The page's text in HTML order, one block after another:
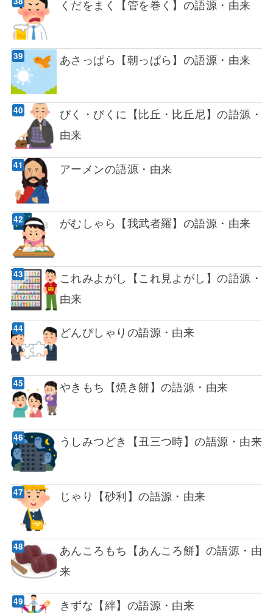
くだをまく【管を巻く】の語源・由来
あさっぱら【朝っぱら】の語源・由来
びく・びくに【比丘・比丘尼】の語源・
由来
アーメンの語源・由来
がむしゃら【我武者羅】の語源・由来
これみよがし【これ見よがし】の語源・
由来
どんぴしゃりの語源・由来
やきもち【焼き餅】の語源・由来
うしみつどき【丑三つ時】の語源・由来
じゃり【砂利】の語源・由来
あんころもち【あんころ餅】の語源・由
来
きずな【絆】の語源・由来